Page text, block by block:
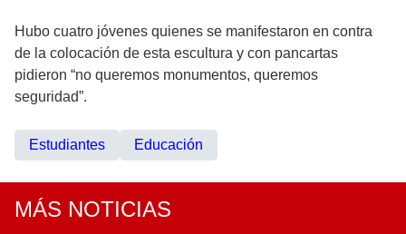
Hubo cuatro jóvenes quienes se manifestaron en contra
de la colocación de esta escultura y con pancartas
pidieron “no queremos monumentos, queremos
seguridad”.
Estudiantes Educación
MÁS NOTICIAS